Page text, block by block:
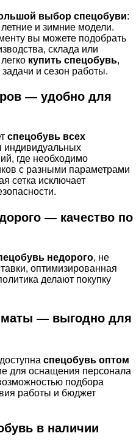
выбор спецобуви:
и зимние модели.
вы можете подобрать
склада или
купить спецобувь,
и сезон работы.
— удобно для
спецобувь всех
индивидуальных
где необходимо
с разными параметрами
сетка исключает
— качество по
недорого, не
оптимизированная
делают покупку
— выгодно для
спецобувь оптом
для оснащения персонала
подбора
работы и бюджет
в наличии